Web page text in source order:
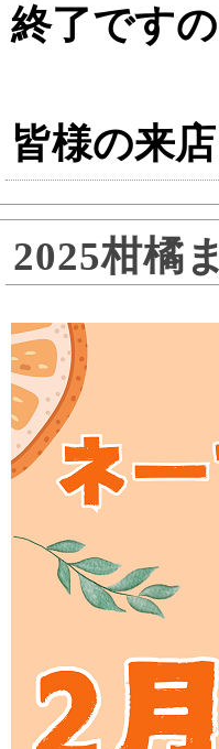
終了です
皆様の来
2025柑橘